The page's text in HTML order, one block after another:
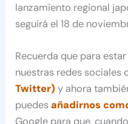
lanzamiento regional
seguirá el 18 de
Recuerda que para
nuestras redes sociales
Twitter) y ahora
puedesañadirnos
Google para que,